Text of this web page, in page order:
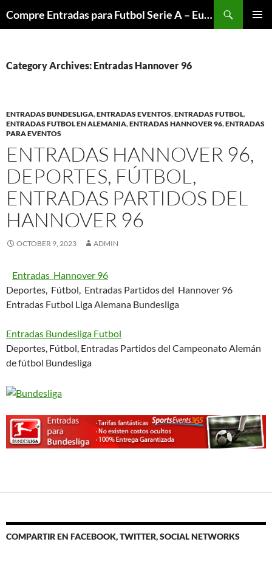
to
Compre Entradas para Futbol Serie A – Europa League – Premier League – Bundesliga
Category Archives: Entradas Hannover 96
ENTRADAS BUNDESLIGA,ENTRADAS EVENTOS,ENTRADAS FUTBOL,
ENTRADAS FUTBOL EN ALEMANIA,ENTRADAS HANNOVER 96,ENTRADAS
PARA EVENTOS
ENTRADAS HANNOVER 96,
DEPORTES, FÚTBOL,
ENTRADAS PARTIDOS DEL
HANNOVER 96
OCTOBER 9, 2023 ADMIN
Entradas Hannover 96
Deportes, Fútbol, Entradas Partidos del Hannover 96
Entradas Futbol Liga Alemana Bundesliga
Entradas Bundesliga Futbol
Deportes, Fútbol, Entradas Partidos del Campeonato Alemán
de fútbol Bundesliga
COMPARTIR EN FACEBOOK, TWITTER, SOCIAL NETWORKS